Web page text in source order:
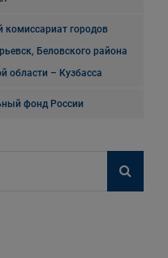
комиссариат городов
Беловского района
области – Кузбасса
фонд России